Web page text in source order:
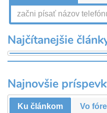
Najčítanejšie
Najnovšie
Ku článkom Vo fóre